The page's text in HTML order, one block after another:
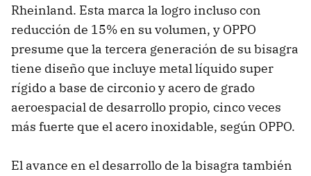
Rheinland. Esta marca la logro incluso con
reducción de 15% en su volumen, y OPPO
presume que la tercera generación de su bisagra
tiene diseño que incluye metal líquido super
rígido a base de circonio y acero de grado
aeroespacial de desarrollo propio, cinco veces
más fuerte que el acero inoxidable, según OPPO.
El avance en el desarrollo de la bisagra también